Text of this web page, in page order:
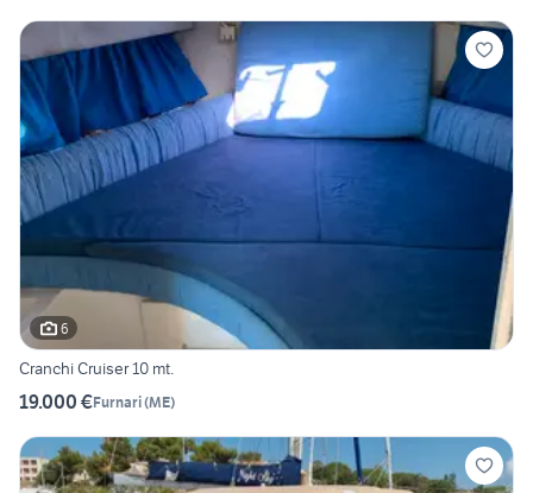
6
Cranchi Cruiser 10 mt.
19.000 €Furnari(ME)